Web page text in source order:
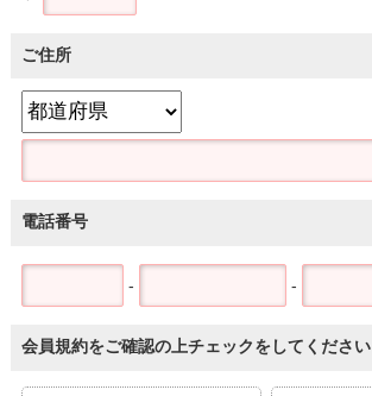
ご住所
電話番号
- -
会員規約をご確認の上チェックをしてください